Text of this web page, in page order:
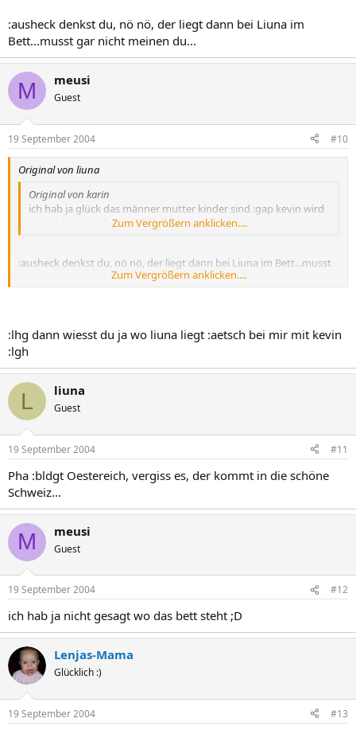
:ausheck denkst du, nö nö, der liegt dann bei Liuna im
Bett...musst gar nicht meinen du...
M meusi
Guest
19 September 2004 #10
Original von liuna
Original von karin
ich hab ja glück das männer mutter kinder sind :gap kevin wird
immer bei mir bleiben :ablachenZum Vergrößern anklicken....
:ausheck denkst du, nö nö, der liegt dann bei Liuna im Bett...musst
gar nicht meinen du...Zum Vergrößern anklicken....
:lhg dann wiesst du ja wo liuna liegt :aetsch bei mir mit kevin
:lgh
L liuna
Guest
19 September 2004 #11
Pha :bldgt Oestereich, vergiss es, der kommt in die schöne
Schweiz...
M meusi
Guest
19 September 2004 #12
ich hab ja nicht gesagt wo das bett steht ;D
Lenjas-Mama
Glücklich :)
19 September 2004 #13